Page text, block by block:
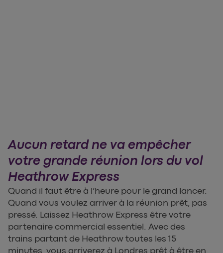
Aucun retard ne va empêcher
votre grande réunion lors du vol
Heathrow Express
Quand il faut être à l’heure pour le grand lancer.
Quand vous voulez arriver à la réunion prêt, pas
pressé. Laissez Heathrow Express être votre
partenaire commercial essentiel. Avec des
trains partant de Heathrow toutes les 15
minutes, vous arriverez à Londres prêt à être en